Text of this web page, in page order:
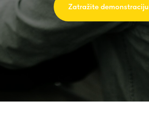
Zatražite demonstraciju